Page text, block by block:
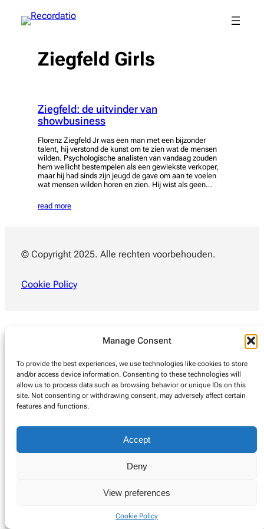
Manage Consent
To provide the best experiences, we use technologies like cookies to store
and/or access device information. Consenting to these technologies will
allow us to process data such as browsing behavior or unique IDs on this
site. Not consenting or withdrawing consent, may adversely affect certain
features and functions.
Accept
Deny
View preferences
Cookie Policy
naar
Ziegfeld Girls
Ziegfeld: de uitvinder van
showbusiness
Florenz Ziegfeld Jr was een man met een bijzonder
talent, hij verstond de kunst om te zien wat de mensen
wilden. Psychologische analisten van vandaag zouden
hem wellicht bestempelen als een gewiekste verkoper,
maar hij had sinds zijn jeugd de gave om aan te voelen
wat mensen wilden horen en zien. Hij wist als geen…
read more
© Copyright 2025. Alle rechten voorbehouden.
Cookie Policy